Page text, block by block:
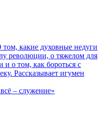
том, какие духовные недуги
революции, о тяжелом для
и о том, как бороться с
Рассказывает игумен
– служение»